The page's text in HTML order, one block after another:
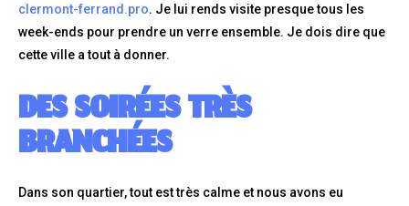
clermont-ferrand.pro. Je lui rends visite presque tous les
week-ends pour prendre un verre ensemble. Je dois dire que
cette ville a tout à donner.
DES SOIRÉES TRÈS
BRANCHÉES
Dans son quartier, tout est très calme et nous avons eu